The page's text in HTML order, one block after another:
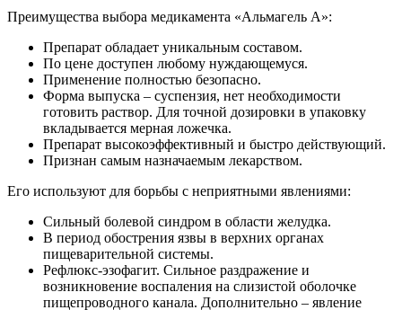
Преимущества выбора медикамента «Альмагель А»:
Препарат обладает уникальным составом.
По цене доступен любому нуждающемуся.
Применение полностью безопасно.
Форма выпуска – суспензия, нет необходимости
готовить раствор. Для точной дозировки в упаковку
вкладывается мерная ложечка.
Препарат высокоэффективный и быстро действующий.
Признан самым назначаемым лекарством.
Его используют для борьбы с неприятными явлениями:
Сильный болевой синдром в области желудка.
В период обострения язвы в верхних органах
пищеварительной системы.
Рефлюкс-эзофагит. Сильное раздражение и
возникновение воспаления на слизистой оболочке
пищепроводного канала. Дополнительно – явление